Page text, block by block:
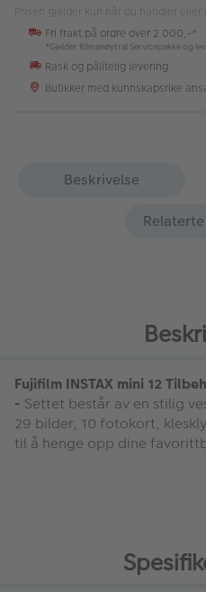
Prisen gjelder kun når du handler
Fri frakt på ordre over 2 000,-*
*Gjelder Klimanøytral Servicepakke og
Rask og pålitelig levering
Butikker med kunnskapsrike
Beskrivelse
Fujifilm INSTAX mini 12
- Settet består av en stilig
29 bilder, 10 fotokort,
til å henge opp dine